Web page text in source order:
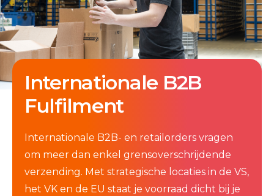
Internationale B2B
Fulfilment
Internationale B2B- en retailorders vragen
om meer dan enkel grensoverschrijdende
verzending. Met strategische locaties in de VS,
het VK en de EU staat je voorraad dicht bij je